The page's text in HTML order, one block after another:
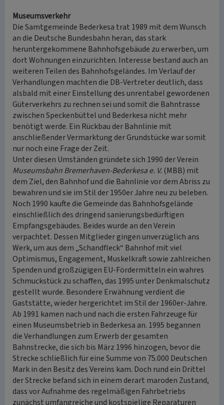
Museumsverkehr
Die Samtgemeinde Bederkesa trat 1989 mit dem Wunsch
an die Deutsche Bundesbahn heran, das stark
heruntergekommene Bahnhofsgebäude zu erwerben, um
dort Wohnungen einzurichten. Interesse bestand auch an
weiteren Teilen des Bahnhofsgeländes. Im Verlauf der
Verhandlungen machten die DB-Vertreter deutlich, dass
alsbald mit einer Einstellung des unrentabel gewordenen
Güterverkehrs zu rechnen sei und somit die Bahntrasse
zwischen Speckenbüttel und Bederkesa nicht mehr
benötigt werde. Ein Rückbau der Bahnlinie mit
anschließender Vermarktung der Grundstücke war somit
nur noch eine Frage der Zeit.
Unter diesen Umständen gründete sich 1990 der Verein
Museumsbahn Bremerhaven-Bederkesa e. V.(MBB) mit
dem Ziel, den Bahnhof und die Bahnlinie vor dem Abriss zu
bewahren und sie im Stil der 1950er Jahre neu zu beleben.
Noch 1990 kaufte die Gemeinde das Bahnhofsgelände
einschließlich des dringend sanierungsbedürftigen
Empfangsgebäudes. Beides wurde an den Verein
verpachtet. Dessen Mitglieder gingen unverzüglich ans
Werk, um aus dem „Schandfleck“ Bahnhof mit viel
Optimismus, Engagement, Muskelkraft sowie zahlreichen
Spenden und großzügigen EU-Fördermitteln ein wahres
Schmuckstück zu schaffen, das 1995 unter Denkmalschutz
gestellt wurde. Besondere Erwähnung verdient die
Gaststätte, wieder hergerichtet im Stil der 1960er-Jahre.
Ab 1991 kamen nach und nach die ersten Fahrzeuge für
einen Museumsbetrieb in Bederkesa an. 1995 begannen
die Verhandlungen zum Erwerb der gesamten
Bahnstrecke, die sich bis März 1996 hinzogen, bevor die
Strecke schließlich für eine Summe von 75.000 Deutschen
Mark in den Besitz des Vereins kam. Doch rund ein Drittel
der Strecke befand sich in einem derart maroden Zustand,
dass vor Aufnahme des regelmäßigen Fahrbetriebs
zunächst umfangreiche und kostspielige Reparaturen